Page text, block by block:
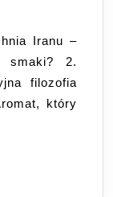
smaki? 2.
filozofia
który